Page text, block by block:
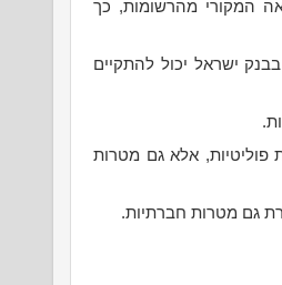
המקורי מהרשומות, כך
ישראל יכול להתקיים
אלא גם מטרות
גם מטרות חברתיות.